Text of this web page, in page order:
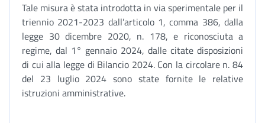
Tale misura è stata introdotta in via sperimentale per il
triennio 2021-2023 dall’articolo 1, comma 386, dalla
legge 30 dicembre 2020, n. 178, e riconosciuta a
regime, dal 1° gennaio 2024, dalle citate disposizioni
di cui alla legge di Bilancio 2024. Con la circolare n. 84
del 23 luglio 2024 sono state fornite le relative
istruzioni amministrative.